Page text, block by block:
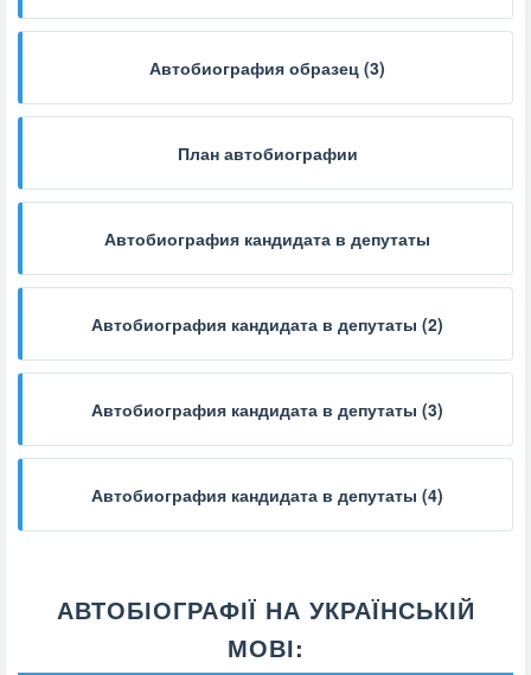
Автобиография образец (3)
План автобиографии
Автобиография кандидата в депутаты
Автобиография кандидата в депутаты (2)
Автобиография кандидата в депутаты (3)
Автобиография кандидата в депутаты (4)
АВТОБІОГРАФІЇ НА УКРАЇНСЬКІЙ
МОВІ: